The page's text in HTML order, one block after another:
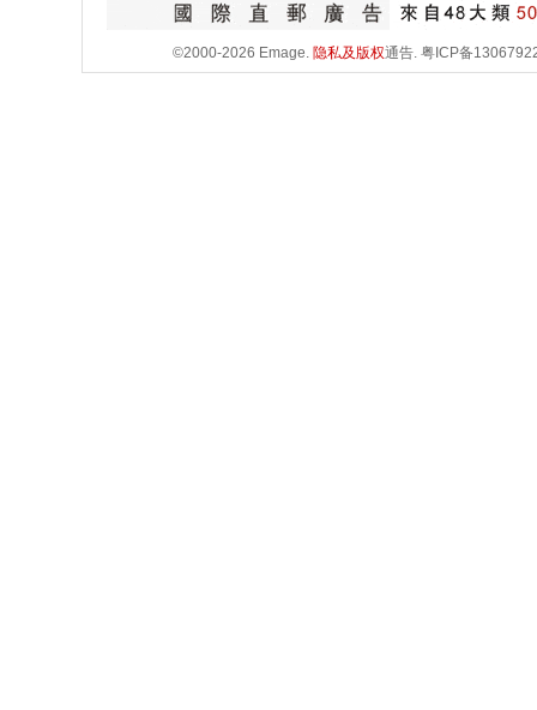
©2000-2026 Emage. 隐私及版权通告. 粤ICP备